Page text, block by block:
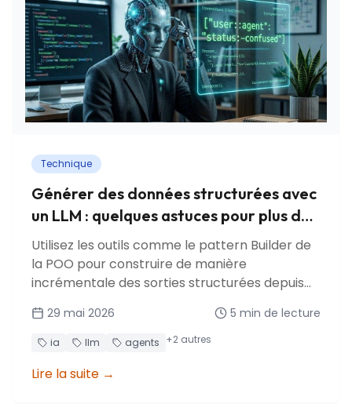
Technique
Générer des données structurées avec
un LLM : quelques astuces pour plus de
fiabilité
Utilisez les outils comme le pattern Builder de
la POO pour construire de manière
incrémentale des sorties structurées depuis
et récupération après crash.
29 mai 2026 5 min de lecture
ia llm agents +2 autres
Lire la suite →